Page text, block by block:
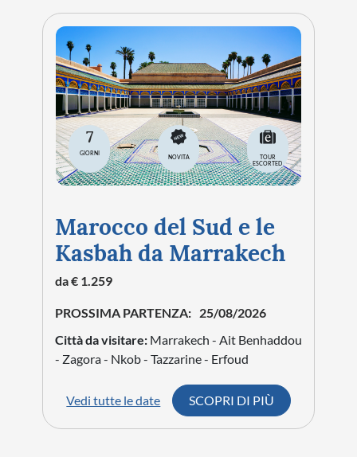
7
GIORNI
NOVITA
TOUR
ESCORTED
Marocco del Sud e le
Kasbah da Marrakech
da € 1.259
PROSSIMA PARTENZA: 25/08/2026
Città da visitare: Marrakech - Ait Benhaddou
- Zagora - Nkob - Tazzarine - Erfoud
Vedi tutte le date SCOPRI DI PIÙ